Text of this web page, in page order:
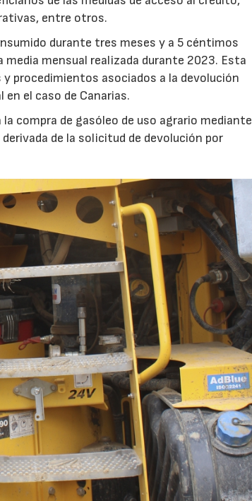
entre otros.
durante tres meses y a 5 céntimos
mensual realizada durante 2023. Esta
procedimientos asociados a la devolución
el caso de Canarias.
compra de gasóleo de uso agrario mediante
de la solicitud de devolución por